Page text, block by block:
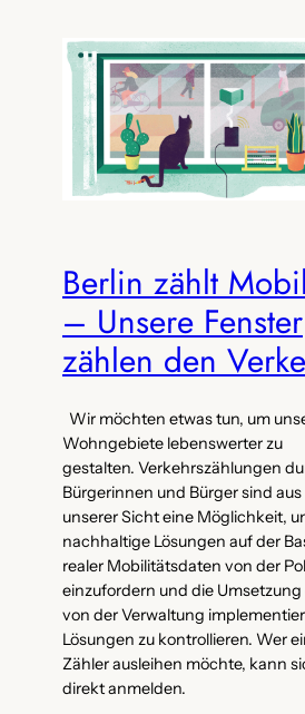
Berlin zählt
– Unsere Fenster
zählen den
Wir möchten etwas tun, um
Wohngebiete lebenswerter zu
gestalten. Verkehrszählungen
Bürgerinnen und Bürger sind aus
unserer Sicht eine Möglichkeit,
nachhaltige Lösungen auf der
realer Mobilitätsdaten von der
einzufordern und die Umsetzung
von der Verwaltung
Lösungen zu kontrollieren. Wer
Zähler ausleihen möchte, kann
direkt anmelden.